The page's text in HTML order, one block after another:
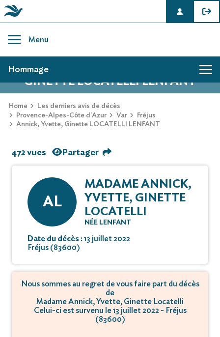
content
Menu
AVIS DE DÉCÈS DE ANNICK, YVETTE,
GINETTE LOCATELLI LENFANT
Home
Les derniers avis de décès
Provence-Alpes-Côte d'Azur
Var
Fréjus
Annick, Yvette, Ginette LOCATELLI LENFANT
Hommage
472 vues Partager
AL
MADAME ANNICK,
YVETTE, GINETTE
LOCATELLI
NÉE LENFANT
Date du décès :13 juillet 2022
Fréjus (83600)
Nous sommes au regret de vous faire part du décès
de
Madame Annick, Yvette, Ginette Locatelli
Celui-ci est survenu le 13 juillet 2022 - Fréjus
(83600)